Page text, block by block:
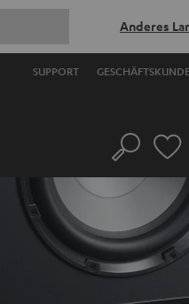
Anderes
SUPPORT
Suche